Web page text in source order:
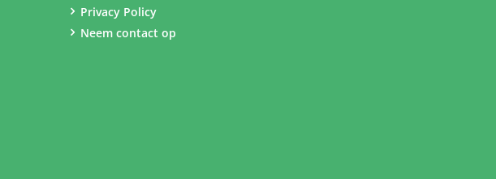
Privacy Policy
Neem contact op